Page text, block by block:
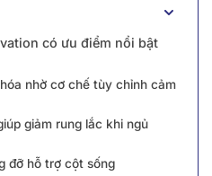
có ưu điểm nổi bật
nhờ cơ chế tùy chỉnh cảm
giảm rung lắc khi ngủ
đỡ hỗ trợ cột sống